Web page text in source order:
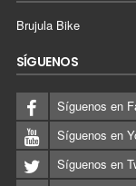
Brujula Bike
SÍGUENOS
Síguenos en
Síguenos en
Síguenos en